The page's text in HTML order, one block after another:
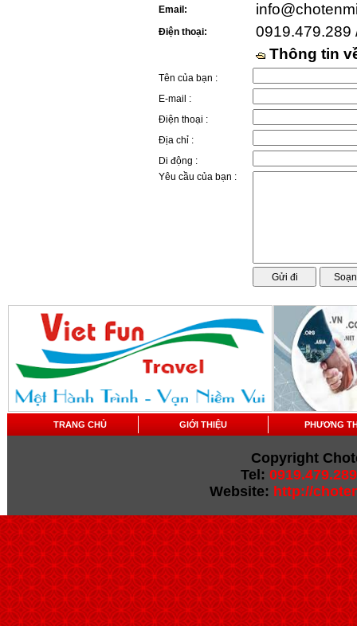
Email:
Điện thoại:
0919.479.289
Thông tin
Tên của bạn :
E-mail :
Điện thoại :
Địa chỉ :
Di động :
Yêu cầu của bạn :
TRANG CHỦ GIỚI THIỆU PHƯƠNG
Copyright
Tel: 0919.479.289
Website: http://